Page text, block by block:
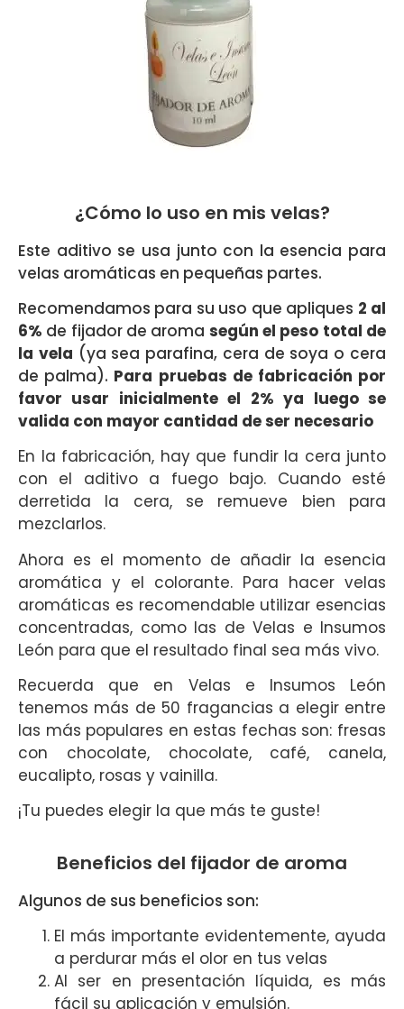
¿Cómo lo uso en mis velas?
Este aditivo se usa junto con la esencia para
velas aromáticas en pequeñas partes.
Recomendamos para su uso que apliques 2 al
6% de fijador de aroma según el peso total de
la vela (ya sea parafina, cera de soya o cera
de palma). Para pruebas de fabricación por
favor usar inicialmente el 2% ya luego se
valida con mayor cantidad de ser necesario
En la fabricación, hay que fundir la cera junto
con el aditivo a fuego bajo. Cuando esté
derretida la cera, se remueve bien para
mezclarlos.
Ahora es el momento de añadir la esencia
aromática y el colorante. Para hacer velas
aromáticas es recomendable utilizar esencias
concentradas, como las de Velas e Insumos
León para que el resultado final sea más vivo.
Recuerda que en Velas e Insumos León
tenemos más de 50 fragancias a elegir entre
las más populares en estas fechas son: fresas
con chocolate, chocolate, café, canela,
eucalipto, rosas y vainilla.
¡Tu puedes elegir la que más te guste!
Beneficios del fijador de aroma
Algunos de sus beneficios son:
El más importante evidentemente, ayuda
a perdurar más el olor en tus velas
Al ser en presentación líquida, es más
fácil su aplicación y emulsión.